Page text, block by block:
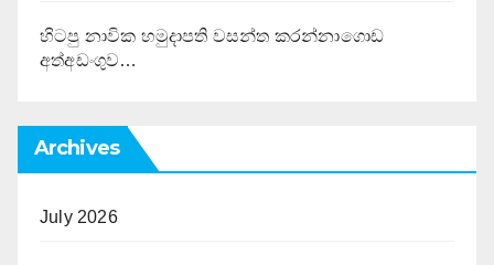
හිටපු නාවික හමුදාපති වසන්ත කරන්නාගොඩ
අත්අඩංගුව…
Archives
July 2026